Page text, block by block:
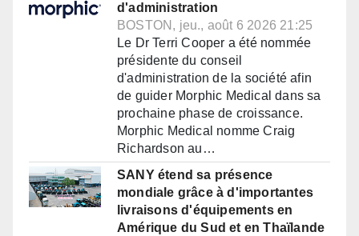
d'administration
BOSTON, jeu., août 6 2026 21:25
Le Dr Terri Cooper a été nommée
présidente du conseil
d'administration de la société afin
de guider Morphic Medical dans sa
prochaine phase de croissance.
Morphic Medical nomme Craig
Richardson au…
SANY étend sa présence
mondiale grâce à d'importantes
livraisons d'équipements en
Amérique du Sud et en Thaïlande